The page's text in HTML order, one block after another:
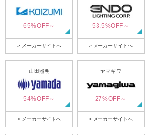
65%OFF～
> メーカーサイトへ
53.5%OFF～
> メーカーサイトへ
山田照明
54%OFF～
> メーカーサイトへ
ヤマギワ
27%OFF～
> メーカーサイトへ